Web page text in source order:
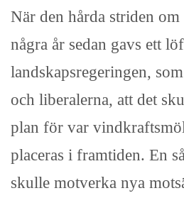
När den hårda striden
några år sedan gavs ett
landskapsregeringen,
och liberalerna, att det
plan för var
placeras i framtiden. En
skulle motverka nya